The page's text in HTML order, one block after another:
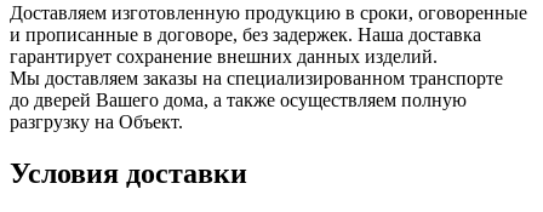
Доставляем изготовленную продукцию в сроки, оговоренные
и прописанные в договоре, без задержек. Наша доставка
гарантирует сохранение внешних данных изделий.
Мы доставляем заказы на специализированном транспорте
до дверей Вашего дома, а также осуществляем полную
разгрузку на Объект.
Условия доставки